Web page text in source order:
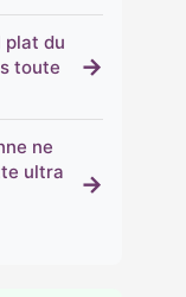
plat du
toute
→
ne
ultra
→